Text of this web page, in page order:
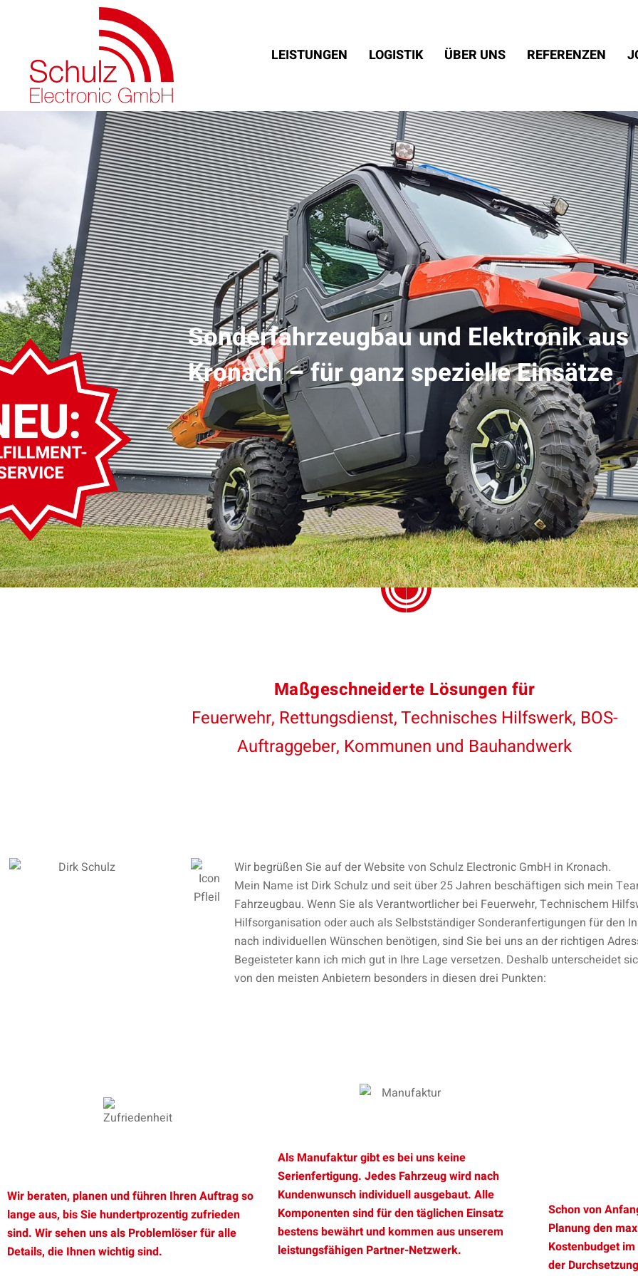
LEISTUNGEN LOGISTIK ÜBER UNS REFERENZEN
Sonderfahrzeugbau und Elektronik aus
Kronach – für ganz spezielle Einsätze
Maßgeschneiderte Lösungen für
Feuerwehr, Rettungsdienst, Technisches Hilfswerk, BOS-
Auftraggeber, Kommunen und Bauhandwerk
Wir begrüßen Sie auf der Website von Schulz Electronic GmbH in Kronach.
Mein Name ist Dirk Schulz und seit über 25 Jahren beschäftigen sich mein
Fahrzeugbau. Wenn Sie als Verantwortlicher bei Feuerwehr, Technischem
Hilfsorganisation oder auch als Selbstständiger Sonderanfertigungen für den
nach individuellen Wünschen benötigen, sind Sie bei uns an der richtigen
Begeisteter kann ich mich gut in Ihre Lage versetzen. Deshalb unterscheidet
von den meisten Anbietern besonders in diesen drei Punkten:
Wir beraten, planen und führen Ihren Auftrag so
lange aus, bis Sie hundertprozentig zufrieden
sind. Wir sehen uns als Problemlöser für alle
Details, die Ihnen wichtig sind.
Als Manufaktur gibt es bei uns keine
Serienfertigung. Jedes Fahrzeug wird nach
Kundenwunsch individuell ausgebaut. Alle
Komponenten sind für den täglichen Einsatz
bestens bewährt und kommen aus unserem
leistungsfähigen Partner-Netzwerk.
Schon von
Planung den
Kostenbudget
der